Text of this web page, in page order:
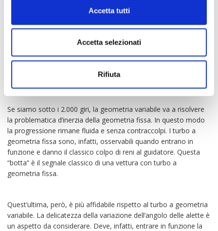
Accetta tutti
Accetta selezionati
Rifiuta
A questo punto cerchiamo di mettere ordine a tutto il discorso.
Geometria fissa o geometria variabile? Il turbo a geometria
variabile permette infatti di ottimizzare l’uscita dei gas a seconda
del numero dei giri del motore.Se siamo a bassi regimi, le
palette rimangono chiuse, al fine di limitare la portata del gas.
Nel momento in cui siamo invece ad alti giri, si aprono. Questo
comportamento ha l’obiettivo di non ostacolare l’uscita dei gas
stessi.
Se siamo sotto i 2.000 giri, la geometria variabile va a risolvere
la problematica d’inerzia della geometria fissa. In questo modo
la progressione rimane fluida e senza contraccolpi. I turbo a
geometria fissa sono, infatti, osservabili quando entrano in
funzione e danno il classico colpo di reni al guidatore. Questa
“botta” è il segnale classico di una vettura con turbo a
geometria fissa.
Quest’ultima, però, è più affidabile rispetto al turbo a geometria
variabile. La delicatezza della variazione dell’angolo delle alette è
un aspetto da considerare. Deve, infatti, entrare in funzione la